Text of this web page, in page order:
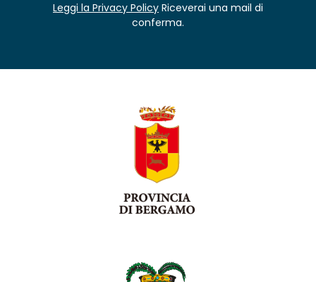
Leggi la Privacy Policy Riceverai una mail di
conferma.